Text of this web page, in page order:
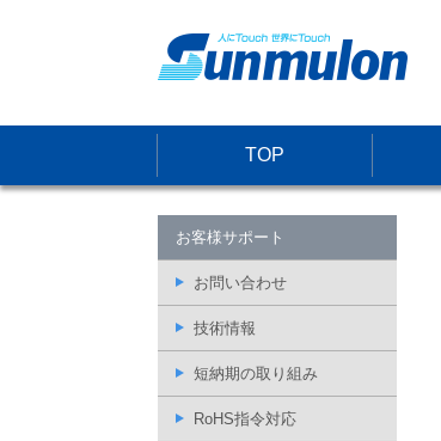
TOP
お客様サポート
お問い合わせ
技術情報
短納期の取り組み
RoHS指令対応